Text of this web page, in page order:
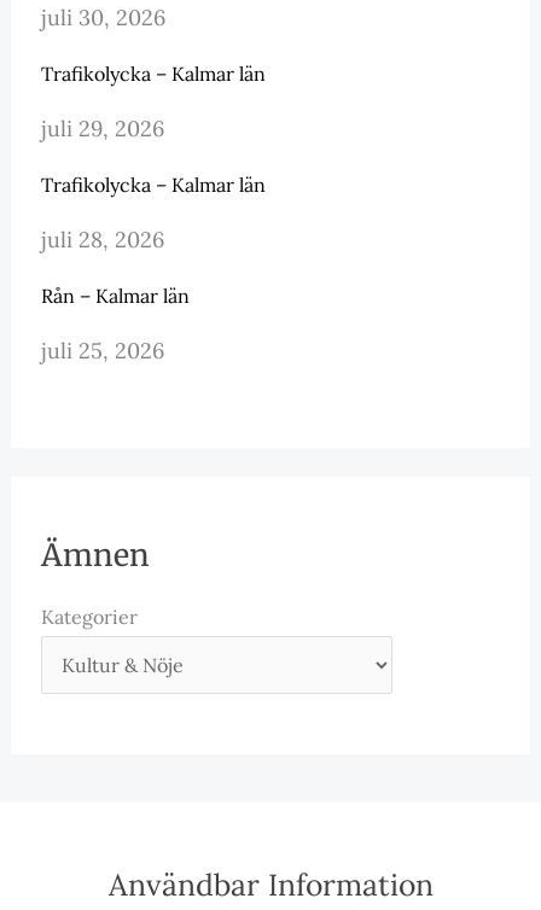
juli 30, 2026
Trafikolycka – Kalmar län
juli 29, 2026
Trafikolycka – Kalmar län
juli 28, 2026
Rån – Kalmar län
juli 25, 2026
Ämnen
Kategorier
Användbar Information